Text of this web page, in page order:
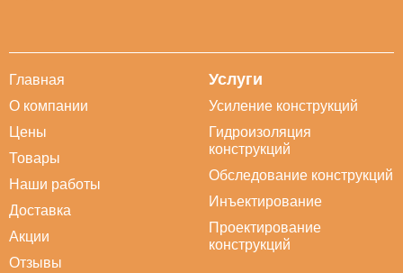
Главная
О компании
Цены
Товары
Наши работы
Доставка
Акции
Отзывы
Услуги
Усиление конструкций
Гидроизоляция
конструкций
Обследование конструкций
Инъектирование
Проектирование
конструкций